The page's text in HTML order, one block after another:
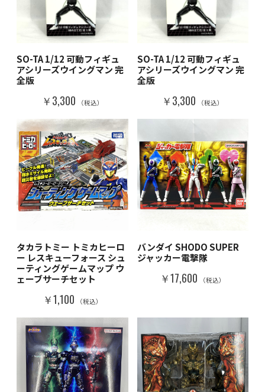
SO-TA 1/12 可動フィギュ
アシリーズウイングマン 完
全版
￥3,300 （税込）
SO-TA 1/12 可動フィギュ
アシリーズウイングマン 完
全版
￥3,300 （税込）
タカラトミー トミカヒーロ
ー レスキューフォース シュ
ーティングゲームマップ ウ
ェーブサーチセット
￥1,100 （税込）
バンダイ SHODO SUPER
ジャッカー電撃隊
￥17,600 （税込）